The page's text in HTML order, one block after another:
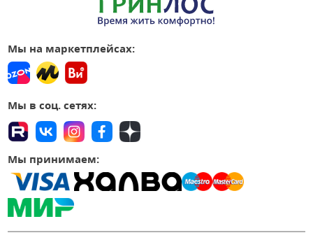
Мы на маркетплейсах:
Мы в соц. сетях:
Мы принимаем: